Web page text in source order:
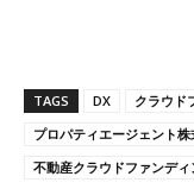
TAGS DX クラウド
プロパティエージェント
不動産クラウドファンディ